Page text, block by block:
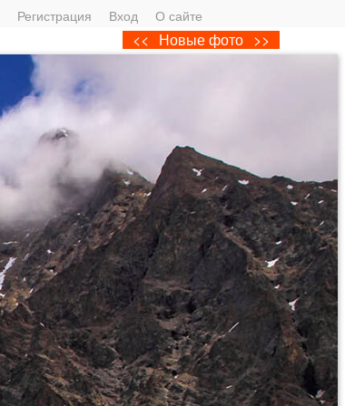
Регистрация Вход О сайте
<< Новые фото >>